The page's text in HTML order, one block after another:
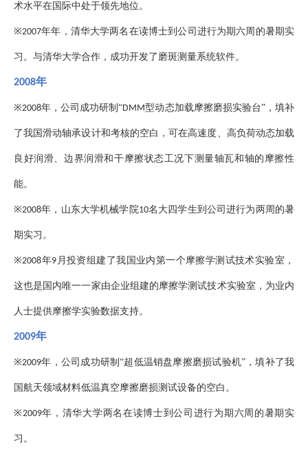
术水平在国际中处于领先地位。
※2007年年，清华大学两名在读博士到公司进行为期六周的暑期实
习。与清华大学合作，成功开发了磨斑测量系统软件。
2008年
※2008年，公司成功研制“DMM型动态加载摩擦磨损实验台”，填补
了我国滑动轴承设计和考核的空白，可在高速度、高负荷动态加载
良好润滑、边界润滑和干摩擦状态工况下测量轴瓦和轴的摩擦性
能。
※2008年，山东大学机械学院10名大四学生到公司进行为两周的暑
期实习。
※2008年9 月投资组建了我国业内第一个摩擦学测试技术实验室，
这也是国内唯一一家由企业组建的摩擦学测试技术实验室，为业内
人士提供摩擦学实验数据支持。
2009年
※2009年，公司成功研制“超低温销盘摩擦磨损试验机”，填补了我
国航天领域材料低温真空摩擦磨损测试设备的空白。
※2009年，清华大学两名在读博士到公司进行为期六周的暑期实
习。